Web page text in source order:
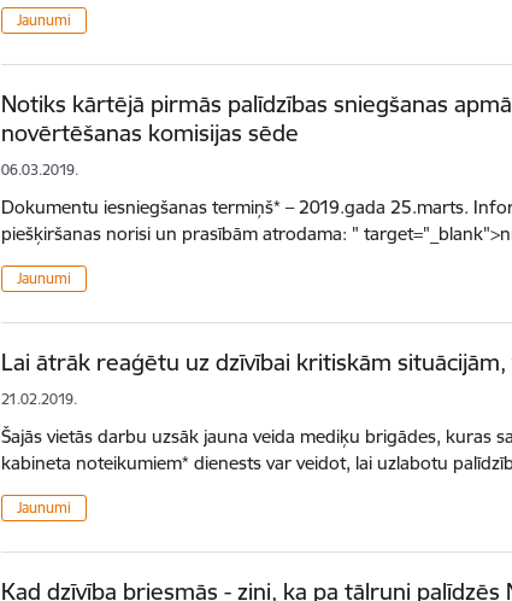
Jaunumi
Notiks kārtējā pirmās palīdzības sniegšanas
novērtēšanas komisijas sēde
06.03.2019.
Dokumentu iesniegšanas termiņš* – 2019.gada 25.marts.
piešķiršanas norisi un prasībām atrodama: "
Jaunumi
Lai ātrāk reaģētu uz dzīvībai kritiskām
21.02.2019.
Šajās vietās darbu uzsāk jauna veida mediķu brigādes, kuras
kabineta noteikumiem* dienests var veidot, lai uzlabotu
Jaunumi
Kad dzīvība briesmās - zini, ka pa tālruni